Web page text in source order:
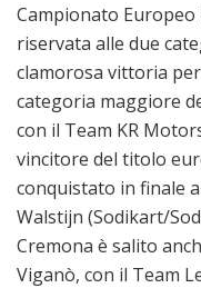
Campionato Europeo
riservata alle due
clamorosa vittoria
categoria maggiore
con il Team KR
vincitore del titolo
conquistato in finale
Walstijn (Sodikart/
Cremona è salito
Viganò, con il Team